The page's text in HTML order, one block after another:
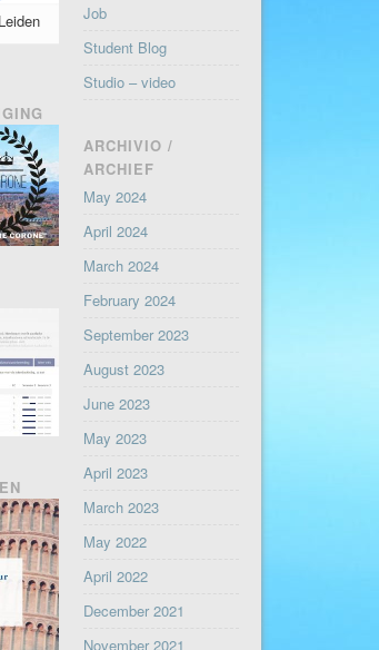
Job
Student Blog
Studio – video
ARCHIVIO /
ARCHIEF
May 2024
April 2024
March 2024
February 2024
September 2023
August 2023
June 2023
May 2023
April 2023
March 2023
May 2022
April 2022
December 2021
November 2021